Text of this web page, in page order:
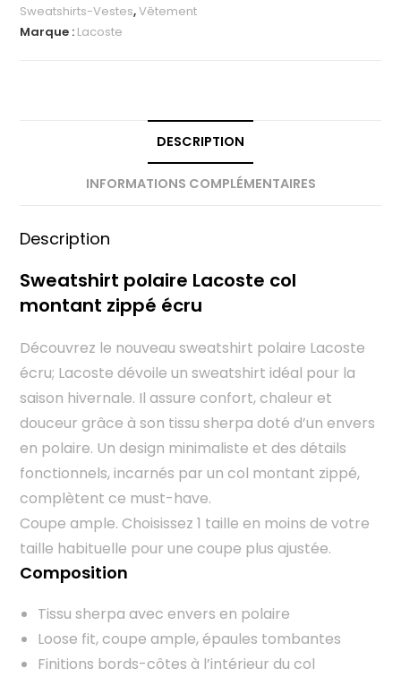
Sweatshirts-Vestes,Vêtement
Marque : Lacoste
DESCRIPTION
INFORMATIONS COMPLÉMENTAIRES
Description
Sweatshirt polaire Lacoste col
montant zippé écru
Découvrez le nouveau sweatshirt polaire Lacoste
écru; Lacoste dévoile un sweatshirt idéal pour la
saison hivernale. Il assure confort, chaleur et
douceur grâce à son tissu sherpa doté d’un envers
en polaire. Un design minimaliste et des détails
fonctionnels, incarnés par un col montant zippé,
complètent ce must-have.
Coupe ample. Choisissez 1 taille en moins de votre
taille habituelle pour une coupe plus ajustée.
Composition
Tissu sherpa avec envers en polaire
Loose fit, coupe ample, épaules tombantes
Finitions bords-côtes à l’intérieur du col